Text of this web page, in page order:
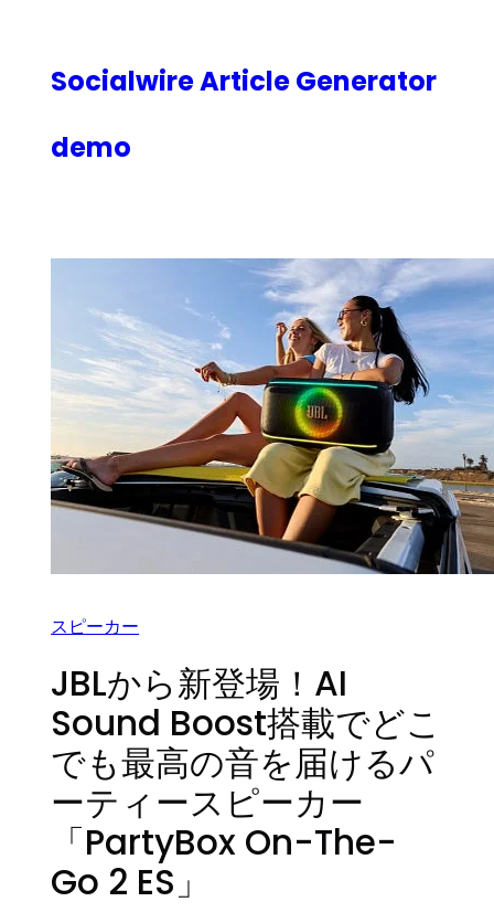
Socialwire Article Generator
demo
スピーカー
JBLから新登場！AI
Sound Boost搭載でどこ
でも最高の音を届けるパ
ーティースピーカー
「PartyBox On-The-
Go 2 ES」